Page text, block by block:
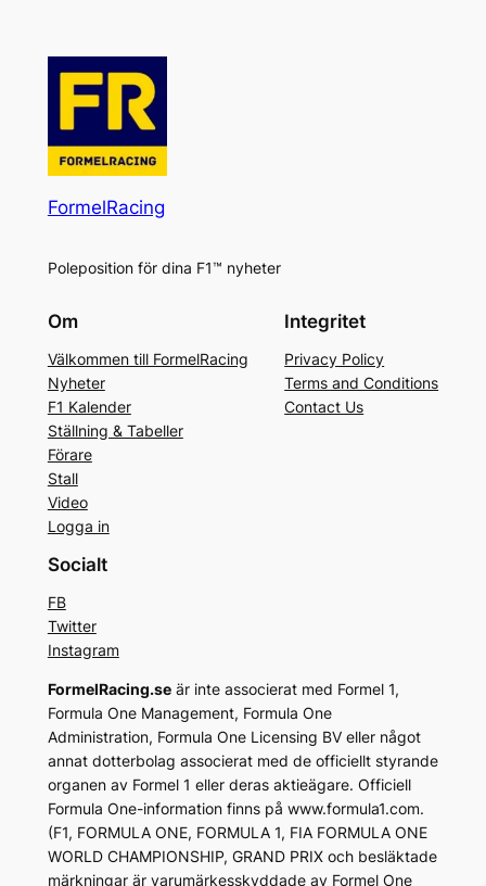
FormelRacing
Poleposition för dina F1™ nyheter
Om
Välkommen till FormelRacing
Nyheter
F1 Kalender
Ställning & Tabeller
Förare
Stall
Video
Logga in
Integritet
Privacy Policy
Terms and Conditions
Contact Us
Socialt
FB
Twitter
Instagram
FormelRacing.seär inte associerat med Formel 1,
Formula One Management, Formula One
Administration, Formula One Licensing BV eller något
annat dotterbolag associerat med de officiellt styrande
organen av Formel 1 eller deras aktieägare. Officiell
Formula One-information finns på www.formula1.com.
(F1, FORMULA ONE, FORMULA 1, FIA FORMULA ONE
WORLD CHAMPIONSHIP, GRAND PRIX och besläktade
märkningar är varumärkesskyddade av Formel One